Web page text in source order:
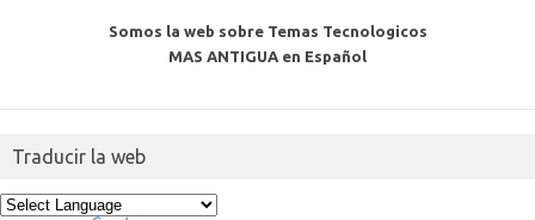
Somos la web sobre Temas Tecnologicos
MAS ANTIGUA en Español
Traducir la web